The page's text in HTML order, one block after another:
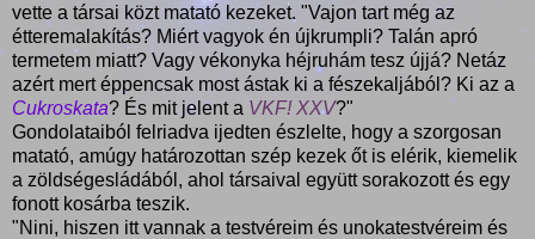
vette a társai közt matató kezeket. "Vajon tart még az
étteremalakítás? Miért vagyok én újkrumpli? Talán apró
termetem miatt? Vagy vékonyka héjruhám tesz újjá? Netáz
azért mert éppencsak most ástak ki a fészekaljából? Ki az a
Cukroskata? És mit jelent aVKF! XXV?"
Gondolataiból felriadva ijedten észlelte, hogy a szorgosan
matató, amúgy határozottan szép kezek őt is elérik, kiemelik
a zöldségesládából, ahol társaival együtt sorakozott és egy
fonott kosárba teszik.
"Nini, hiszen itt vannak a testvéreim és unokatestvéreim és